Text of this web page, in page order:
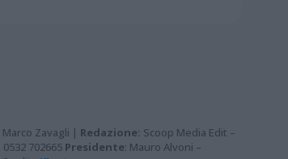
Marco Zavagli | Redazione: Scoop Media Edit –
702665 Presidente: Mauro Alvoni –